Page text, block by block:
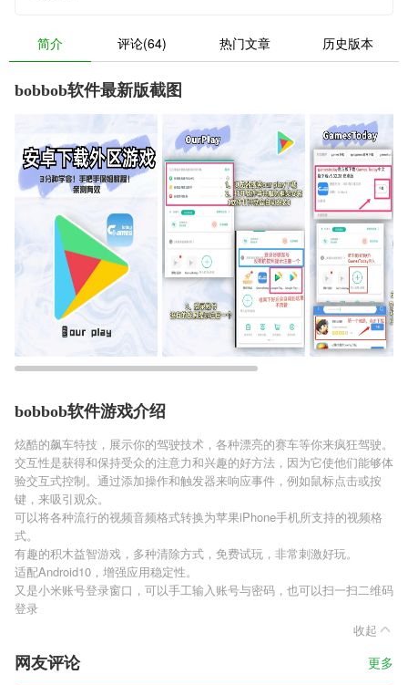
简介 评论(64) 热门文章 历史版本
bobbob软件最新版截图
bobbob软件游戏介绍
炫酷的飙车特技，展示你的驾驶技术，各种漂亮的赛车等你来疯狂驾驶。
交互性是获得和保持受众的注意力和兴趣的好方法，因为它使他们能够体
验交互式控制。通过添加操作和触发器来响应事件，例如鼠标点击或按
键，来吸引观众。
可以将各种流行的视频音频格式转换为苹果iPhone手机所支持的视频格
式。
有趣的积木益智游戏，多种清除方式，免费试玩，非常刺激好玩。
适配Android10，增强应用稳定性。
又是小米账号登录窗口，可以手工输入账号与密码，也可以扫一扫二维码
登录
收起
网友评论 更多